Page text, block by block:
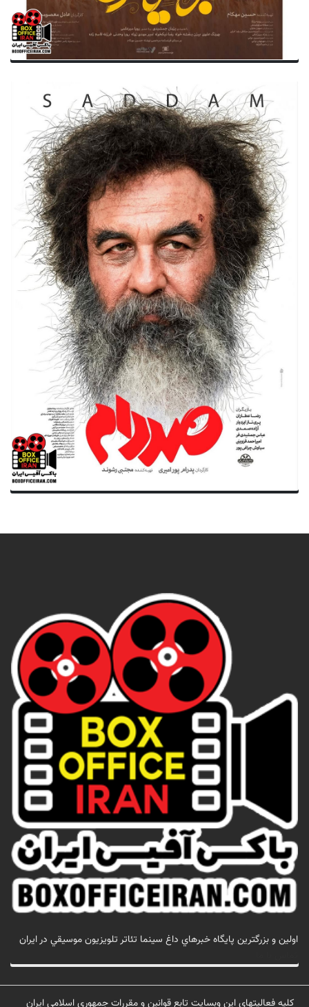
اولين و بزرگترين پايگاه خبرهاي داغ سينما تئاتر تلويزيون موسيقي در ايران
کلیه فعالیتهای این وبسایت تابع قوانین و مقررات جمهوری اسلامی ایران